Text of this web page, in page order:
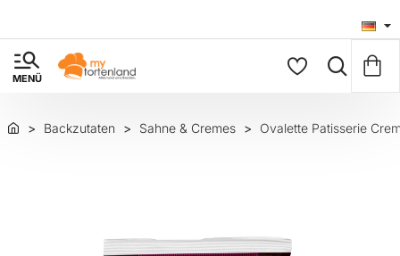
Backzutaten Sahne & Cremes Ovalette Patisserie